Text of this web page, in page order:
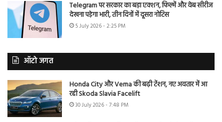
Telegram पर सरकार का बड़ा एक्शन, फिल्में और वेब सीरीज
देखना पड़ेगा भारी, तीन दिनों में दूसरा नोटिस
5 July 2026 - 2:25 PM
ऑटो जगत
Honda City और Verna की बढ़ी टेंशन, नए अवतार में आ
रही Skoda Slavia Facelift
30 July 2026 - 7:48 PM